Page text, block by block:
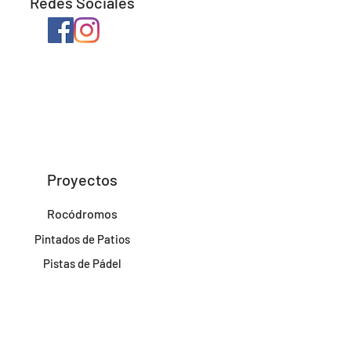
Proyectos
Rocódromos
Pintados de Patios
Pistas de Pádel